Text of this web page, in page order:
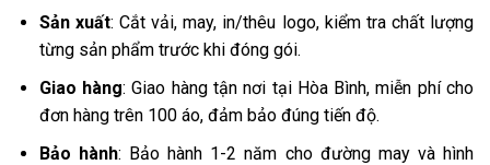
Sản xuất: Cắt vải, may, in/thêu logo, kiểm tra chất lượng
từng sản phẩm trước khi đóng gói.
Giao hàng: Giao hàng tận nơi tại Hòa Bình, miễn phí cho
đơn hàng trên 100 áo, đảm bảo đúng tiến độ.
Bảo hành: Bảo hành 1-2 năm cho đường may và hình